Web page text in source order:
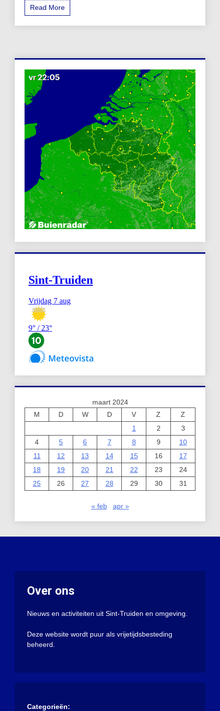
Read More
maart 2024
M
D W D V Z
Z
1
2
3
4
5 6 7 8 9
10
11
12 13 14 15 16
17
18
19 20 21 22 23
24
25
26 27 28 29 30 31
« feb apr »
Over ons
Nieuws en activiteiten uit Sint-Truiden en omgeving.
Deze website wordt puur als vrijetijdsbesteding
beheerd.
Categorieën: